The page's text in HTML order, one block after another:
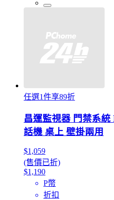
任選1件享89折
昌運監視器 門禁系統
話機 桌上 壁掛兩用
$1,059
(售價已折)
$1,190
P幣
折扣